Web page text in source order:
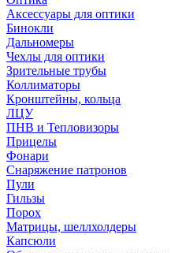
Аксессуары для оптики
Бинокли
Дальномеры
Чехлы для оптики
Зрительные трубы
Коллиматоры
Кронштейны, кольца
ЛЦУ
ПНВ и Тепловизоры
Прицелы
Фонари
Снаряжение патронов
Пули
Гильзы
Порох
Матрицы, шеллхолдеры
Капсюли